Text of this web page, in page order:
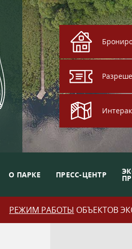
О ПАРКЕ ПРЕСС-ЦЕНТР
РЕЖИМ РАБОТЫ ОБЪЕКТОВ